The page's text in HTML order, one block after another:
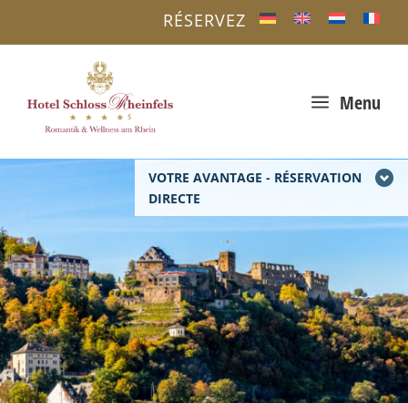
VOTRE AVANTAGE - RÉSERVATION
DIRECTE
a Menu
RÉSERVEZ